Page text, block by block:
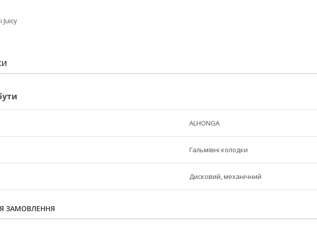
Juicy
ALHONGA
Гальмівні колодки
Дисковий, механічний
ЗАМОВЛЕННЯ